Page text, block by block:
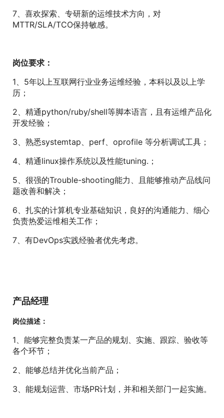
7、喜欢探索、专研新的运维技术方向，对
MTTR/SLA/TCO保持敏感。
岗位要求：
1、5年以上互联网行业业务运维经验，本科以及以上学
历；
2、精通python/ruby/shell等脚本语言，且有运维产品化
开发经验；
3、熟悉systemtap、perf、oprofile 等分析调试工具；
4、精通linux操作系统以及性能tuning.；
5、很强的Trouble-shooting能力、且能够推动产品线问
题改善和解决；
6、扎实的计算机专业基础知识，良好的沟通能力、细心
负责热爱运维相关工作；
7、有DevOps实践经验者优先考虑。
产品经理
岗位描述：
1、能够完整负责某一产品的规划、实施、跟踪、验收等
各个环节；
2、能够总结并优化当前产品；
3、能规划运营、市场PR计划，并和相关部门一起实施。